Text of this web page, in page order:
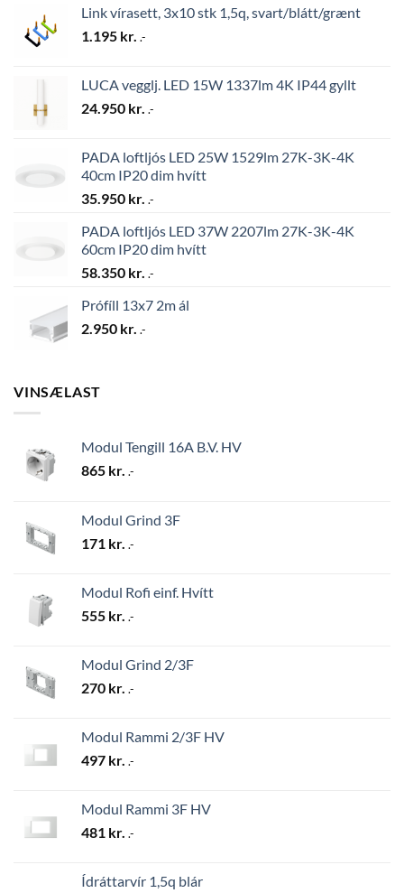
Link vírasett, 3x10 stk 1,5q, svart/blátt/grænt
1.195 kr. .-
LUCA vegglj. LED 15W 1337lm 4K IP44 gyllt
24.950 kr. .-
PADA loftljós LED 25W 1529lm 27K-3K-4K
40cm IP20 dim hvítt
35.950 kr. .-
PADA loftljós LED 37W 2207lm 27K-3K-4K
60cm IP20 dim hvítt
58.350 kr. .-
Prófíll 13x7 2m ál
2.950 kr. .-
VINSÆLAST
Modul Tengill 16A B.V. HV
865 kr. .-
Modul Grind 3F
171 kr. .-
Modul Rofi einf. Hvítt
555 kr. .-
Modul Grind 2/3F
270 kr. .-
Modul Rammi 2/3F HV
497 kr. .-
Modul Rammi 3F HV
481 kr. .-
Ídráttarvír 1,5q blár